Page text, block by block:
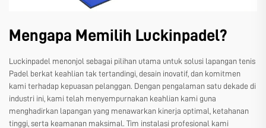
Mengapa Memilih Luckinpadel?
Luckinpadel menonjol sebagai pilihan utama untuk solusi lapangan tenis
Padel berkat keahlian tak tertandingi, desain inovatif, dan komitmen
kami terhadap kepuasan pelanggan. Dengan pengalaman satu dekade di
industri ini, kami telah menyempurnakan keahlian kami guna
menghadirkan lapangan yang menawarkan kinerja optimal, ketahanan
tinggi, serta keamanan maksimal. Tim instalasi profesional kami